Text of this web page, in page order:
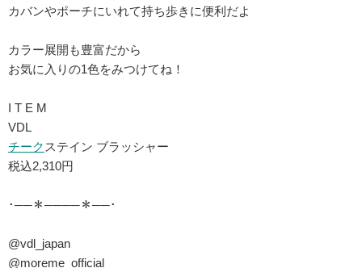
カバンやポーチにいれて持ち歩きに便利だよ
カラー展開も豊富だから
お気に入りの1色をみつけてね！
I T E M
VDL
チーク ステイン ブラッシャー
税込2,310円
･──＊────＊──･
@vdl_japan
@moreme_official